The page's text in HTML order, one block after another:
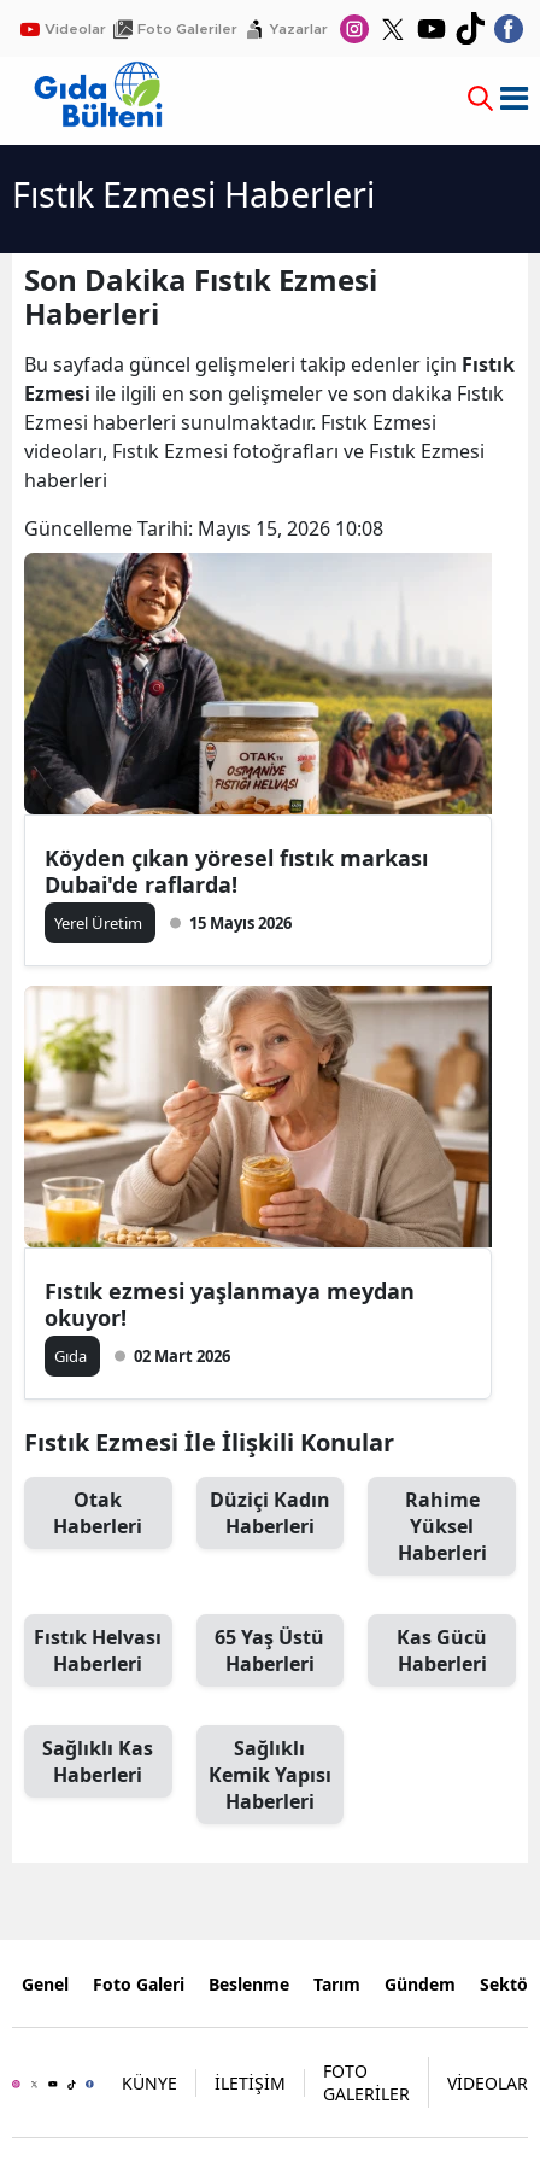
Videolar Foto Galeriler Yazarlar
Fıstık Ezmesi Haberleri
Son Dakika Fıstık Ezmesi
Haberleri
Bu sayfada güncel gelişmeleri takip edenler için Fıstık
Ezmesi ile ilgili en son gelişmeler ve son dakika Fıstık
Ezmesi haberleri sunulmaktadır. Fıstık Ezmesi
videoları, Fıstık Ezmesi fotoğrafları ve Fıstık Ezmesi
haberleri
Güncelleme Tarihi: Mayıs 15, 2026 10:08
Köyden çıkan yöresel fıstık markası
Dubai'de raflarda!
Yerel Üretim 15 Mayıs 2026
Fıstık ezmesi yaşlanmaya meydan
okuyor!
Gıda 02 Mart 2026
Fıstık Ezmesi İle İlişkili Konular
Otak
Haberleri
Düziçi Kadın
Haberleri
Rahime
Yüksel
Haberleri
Fıstık Helvası
Haberleri
65 Yaş Üstü
Haberleri
Kas Gücü
Haberleri
Sağlıklı Kas
Haberleri
Sağlıklı
Kemik Yapısı
Haberleri
Genel Foto Galeri Beslenme Tarım Gündem
KÜNYE İLETİŞİM
FOTO
GALERİLER
VİDEOLAR